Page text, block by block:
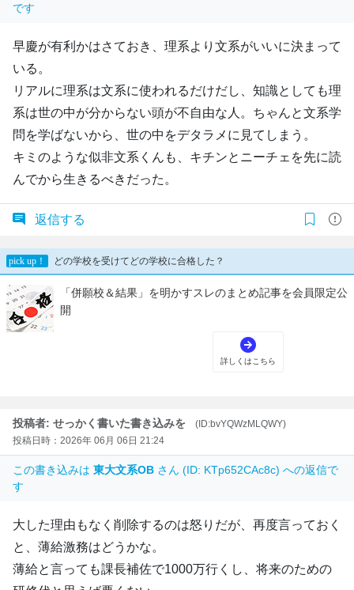
です
早慶が有利かはさておき、理系より文系がいいに決まって
いる。
リアルに理系は文系に使われるだけだし、知識としても理
系は世の中が分からない頭が不自由な人。ちゃんと文系学
問を学ばないから、世の中をデタラメに見てしまう。
キミのような似非文系くんも、キチンとニーチェを先に読
んでから生きるべきだった。
返信する
投稿者: せっかく書いた書き込みを
(ID:bvYQWzMLQWY)
投稿日時：2026年 06月 06日 21:24
この書き込みは 東大文系OB さん (ID: KTp652CAc8c) への返信で
す
大した理由もなく削除するのは怒りだが、再度言っておく
と、薄給激務はどうかな。
薄給と言っても課長補佐で1000万行くし、将来のための